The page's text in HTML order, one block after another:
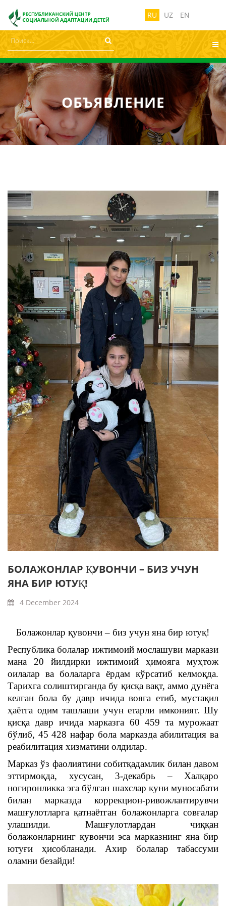
Вкл Изображения:Выкл
RU UZ EN
ОБЪЯВЛЕНИЕ
БОЛАЖОНЛАР ҚУВОНЧИ – БИЗ УЧУН
ЯНА БИР ЮТУҚ!
4 December 2024
Болажонлар қувончи – биз учун яна бир ютуқ!
Республика болалар ижтимоий мослашуви маркази
мана 20 йилдирки ижтимоий ҳимояга муҳтож
оилалар ва болаларга ёрдам кўрсатиб келмоқда.
Тарихга солиштирганда бу қисқа вақт, аммо дунёга
келган бола бу давр ичида вояга етиб, мустақил
ҳаётга одим ташлаши учун етарли имконият. Шу
қисқа давр ичида марказга 60 459 та мурожаат
бўлиб, 45 428 нафар бола марказда абилитация ва
реабилитация хизматини олдилар.
Марказ ўз фаолиятини собитқадамлик билан давом
эттирмоқда, хусусан, 3-декабрь – Халқаро
ногиронликка эга бўлган шахслар куни муносабати
билан марказда коррекцион-ривожлантирувчи
машғулотларга қатнаётган болажонларга совғалар
улашилди. Машғулотлардан чиққан
болажонларнинг қувончи эса марказнинг яна бир
ютуғи ҳисобланади. Ахир болалар табассуми
оламни безайди!